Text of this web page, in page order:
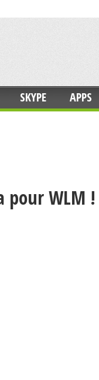
SKYPE APPS
pour WLM !